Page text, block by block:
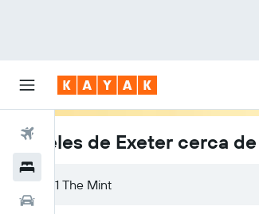
Vuelos
Hoteles de Exeter cerca